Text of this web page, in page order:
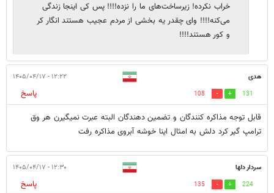
خراب نکرده! زیرساخت‌های ما را نزده!!!! پس کی اینجا زندگی
می‌کنه!!!! وای چقدر یه بخشی از مردم عجیب هستند انگار کر
و کور هستند!!!!
هدی ۱۲:۲۲ - ۱۴۰۵/۰۴/۱۷
131
108
پاسخ
قابل توجه مذاکره کنندگان و تضمین دهندگان البته عبرت نمیگیرن هر وق
ترامپ گیر کرد دلش به امثال اینا خوشه آبروی مذاکره رفت
سردار دلها ۱۲:۳۰ - ۱۴۰۵/۰۴/۱۷
224
135
پاسخ